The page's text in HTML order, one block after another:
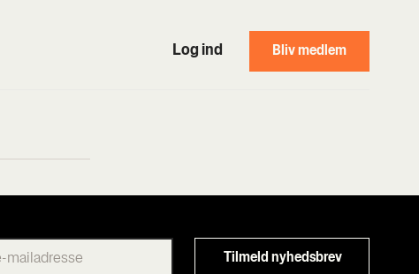
Log ind Bliv medlem